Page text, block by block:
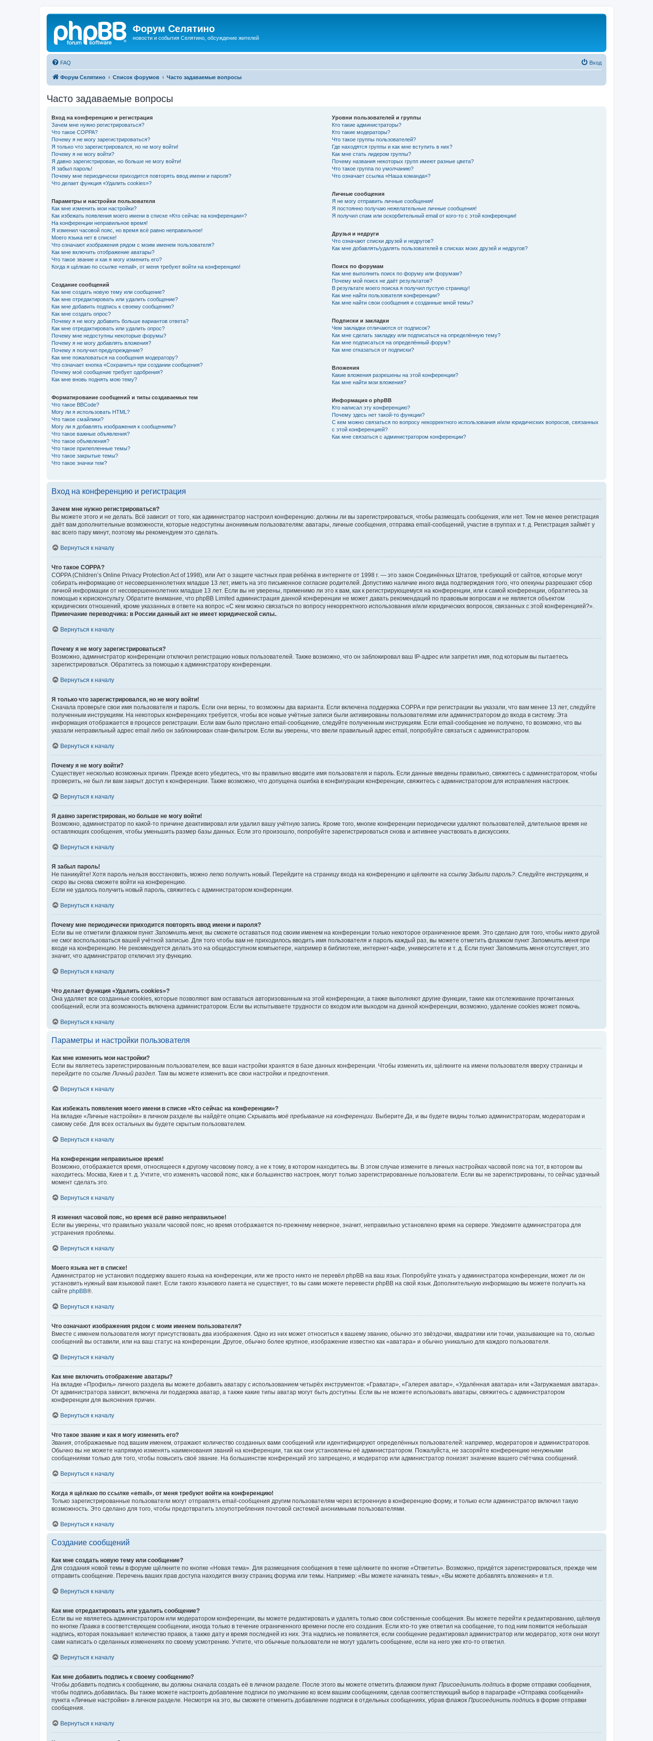
Форум Селятино
новости и события Селятино, обсуждение жителей
FAQ Вход
Форум Селятино Список форумов Часто задаваемые вопросы
Часто задаваемые вопросы
Вход на конференцию и регистрация
Зачем мне нужно регистрироваться?
Что такое COPPA?
Почему я не могу зарегистрироваться?
Я только что зарегистрировался, но не могу войти!
Почему я не могу войти?
Я давно зарегистрирован, но больше не могу войти!
Я забыл пароль!
Почему мне периодически приходится повторять ввод имени и пароля?
Что делает функция «Удалить cookies»?
Параметры и настройки пользователя
Как мне изменить мои настройки?
Как избежать появления моего имени в списке «Кто сейчас на конференции»?
На конференции неправильное время!
Я изменил часовой пояс, но время всё равно неправильное!
Моего языка нет в списке!
Что означают изображения рядом с моим именем пользователя?
Как мне включить отображение аватары?
Что такое звание и как я могу изменить его?
Когда я щёлкаю по ссылке «email», от меня требуют войти на конференцию!
Создание сообщений
Как мне создать новую тему или сообщение?
Как мне отредактировать или удалить сообщение?
Как мне добавить подпись к своему сообщению?
Как мне создать опрос?
Почему я не могу добавить больше вариантов ответа?
Как мне отредактировать или удалить опрос?
Почему мне недоступны некоторые форумы?
Почему я не могу добавлять вложения?
Почему я получил предупреждение?
Как мне пожаловаться на сообщения модератору?
Что означает кнопка «Сохранить» при создании сообщения?
Почему моё сообщение требует одобрения?
Как мне вновь поднять мою тему?
Форматирование сообщений и типы создаваемых тем
Что такое BBCode?
Могу ли я использовать HTML?
Что такое смайлики?
Могу ли я добавлять изображения к сообщениям?
Что такое важные объявления?
Что такое объявления?
Что такое прилепленные темы?
Что такое закрытые темы?
Что такое значки тем?
Уровни пользователей и группы
Кто такие администраторы?
Кто такие модераторы?
Что такое группы пользователей?
Где находятся группы и как мне вступить в них?
Как мне стать лидером группы?
Почему названия некоторых групп имеют разные цвета?
Что такое группа по умолчанию?
Что означает ссылка «Наша команда»?
Личные сообщения
Я не могу отправить личные сообщения!
Я постоянно получаю нежелательные личные сообщения!
Я получил спам или оскорбительный email от кого-то с этой конференции!
Друзья и недруги
Что означают списки друзей и недругов?
Как мне добавлять/удалять пользователей в списках моих друзей и недругов?
Поиск по форумам
Как мне выполнить поиск по форуму или форумам?
Почему мой поиск не даёт результатов?
В результате моего поиска я получил пустую страницу!
Как мне найти пользователя конференции?
Как мне найти свои сообщения и созданные мной темы?
Подписки и закладки
Чем закладки отличаются от подписок?
Как мне сделать закладку или подписаться на определённую тему?
Как мне подписаться на определённый форум?
Как мне отказаться от подписки?
Вложения
Какие вложения разрешены на этой конференции?
Как мне найти мои вложения?
Информация о phpBB
Кто написал эту конференцию?
Почему здесь нет такой-то функции?
С кем можно связаться по вопросу некорректного использования и/или юридических вопросов, связанных
с этой конференцией?
Как мне связаться с администратором конференции?
Вход на конференцию и регистрация
Зачем мне нужно регистрироваться?
Вы можете этого и не делать. Всё зависит от того, как администратор настроил конференцию: должны ли вы зарегистрироваться, чтобы размещать сообщения, или нет. Тем не менее регистрация
даёт вам дополнительные возможности, которые недоступны анонимным пользователям: аватары, личные сообщения, отправка email-сообщений, участие в группах и т. д. Регистрация займёт у
вас всего пару минут, поэтому мы рекомендуем это сделать.
Вернуться к началу
Что такое COPPA?
COPPA (Children’s Online Privacy Protection Act of 1998), или Акт о защите частных прав ребёнка в интернете от 1998 г. — это закон Соединённых Штатов, требующий от сайтов, которые могут
собирать информацию от несовершеннолетних младше 13 лет, иметь на это письменное согласие родителей. Допустимо наличие иного вида подтверждения того, что опекуны разрешают сбор
личной информации от несовершеннолетних младше 13 лет. Если вы не уверены, применимо ли это к вам, как к регистрирующемуся на конференции, или к самой конференции, обратитесь за
помощью к юрисконсульту. Обратите внимание, что phpBB Limited администрация данной конференции не может давать рекомендаций по правовым вопросам и не является объектом
юридических отношений, кроме указанных в ответе на вопрос «С кем можно связаться по вопросу некорректного использования и/или юридических вопросов, связанных с этой конференцией?».
Примечание переводчика: в России данный акт не имеет юридической силы.
Вернуться к началу
Почему я не могу зарегистрироваться?
Возможно, администратор конференции отключил регистрацию новых пользователей. Также возможно, что он заблокировал ваш IP-адрес или запретил имя, под которым вы пытаетесь
зарегистрироваться. Обратитесь за помощью к администратору конференции.
Вернуться к началу
Я только что зарегистрировался, но не могу войти!
Сначала проверьте свои имя пользователя и пароль. Если они верны, то возможны два варианта. Если включена поддержка COPPA и при регистрации вы указали, что вам менее 13 лет, следуйте
полученным инструкциям. На некоторых конференциях требуется, чтобы все новые учётные записи были активированы пользователями или администратором до входа в систему. Эта
информация отображается в процессе регистрации. Если вам было прислано email-сообщение, следуйте полученным инструкциям. Если email-сообщение не получено, то возможно, что вы
указали неправильный адрес email либо он заблокирован спам-фильтром. Если вы уверены, что ввели правильный адрес email, попробуйте связаться с администратором.
Вернуться к началу
Почему я не могу войти?
Существует несколько возможных причин. Прежде всего убедитесь, что вы правильно вводите имя пользователя и пароль. Если данные введены правильно, свяжитесь с администратором, чтобы
проверить, не был ли вам закрыт доступ к конференции. Также возможно, что допущена ошибка в конфигурации конференции, свяжитесь с администратором для исправления настроек.
Вернуться к началу
Я давно зарегистрирован, но больше не могу войти!
Возможно, администратор по какой-то причине деактивировал или удалил вашу учётную запись. Кроме того, многие конференции периодически удаляют пользователей, длительное время не
оставляющих сообщения, чтобы уменьшить размер базы данных. Если это произошло, попробуйте зарегистрироваться снова и активнее участвовать в дискуссиях.
Вернуться к началу
Я забыл пароль!
Не паникуйте! Хотя пароль нельзя восстановить, можно легко получить новый. Перейдите на страницу входа на конференцию и щёлкните на ссылку Забыли пароль? . Следуйте инструкциям, и
скоро вы снова сможете войти на конференцию.
Если не удалось получить новый пароль, свяжитесь с администратором конференции.
Вернуться к началу
Почему мне периодически приходится повторять ввод имени и пароля?
Если вы не отметили флажком пункт Запомнить меня , вы сможете оставаться под своим именем на конференции только некоторое ограниченное время. Это сделано для того, чтобы никто другой
не смог воспользоваться вашей учётной записью. Для того чтобы вам не приходилось вводить имя пользователя и пароль каждый раз, вы можете отметить флажком пункт Запомнить меня при
входе на конференцию. Не рекомендуется делать это на общедоступном компьютере, например в библиотеке, интернет-кафе, университете и т. д. Если пункт Запомнить меня отсутствует, это
значит, что администратор отключил эту функцию.
Вернуться к началу
Что делает функция «Удалить cookies»?
Она удаляет все созданные cookies, которые позволяют вам оставаться авторизованным на этой конференции, а также выполняют другие функции, такие как отслеживание прочитанных
сообщений, если эта возможность включена администратором. Если вы испытываете трудности со входом или выходом на данной конференции, возможно, удаление cookies может помочь.
Вернуться к началу
Параметры и настройки пользователя
Как мне изменить мои настройки?
Если вы являетесь зарегистрированным пользователем, все ваши настройки хранятся в базе данных конференции. Чтобы изменить их, щёлкните на имени пользователя вверху страницы и
перейдите по ссылке Личный раздел . Там вы можете изменить все свои настройки и предпочтения.
Вернуться к началу
Как избежать появления моего имени в списке «Кто сейчас на конференции»?
На вкладке «Личные настройки» в личном разделе вы найдёте опцию Скрывать моё пребывание на конференции . Выберите Да , и вы будете видны только администраторам, модераторам и
самому себе. Для всех остальных вы будете скрытым пользователем.
Вернуться к началу
На конференции неправильное время!
Возможно, отображается время, относящееся к другому часовому поясу, а не к тому, в котором находитесь вы. В этом случае измените в личных настройках часовой пояс на тот, в котором вы
находитесь: Москва, Киев и т. д. Учтите, что изменять часовой пояс, как и большинство настроек, могут только зарегистрированные пользователи. Если вы не зарегистрированы, то сейчас удачный
момент сделать это.
Вернуться к началу
Я изменил часовой пояс, но время всё равно неправильное!
Если вы уверены, что правильно указали часовой пояс, но время отображается по-прежнему неверное, значит, неправильно установлено время на сервере. Уведомите администратора для
устранения проблемы.
Вернуться к началу
Моего языка нет в списке!
Администратор не установил поддержку вашего языка на конференции, или же просто никто не перевёл phpBB на ваш язык. Попробуйте узнать у администратора конференции, может ли он
установить нужный вам языковой пакет. Если такого языкового пакета не существует, то вы сами можете перевести phpBB на свой язык. Дополнительную информацию вы можете получить на
сайте phpBB®.
Вернуться к началу
Что означают изображения рядом с моим именем пользователя?
Вместе с именем пользователя могут присутствовать два изображения. Одно из них может относиться к вашему званию, обычно это звёздочки, квадратики или точки, указывающие на то, сколько
сообщений вы оставили, или на ваш статус на конференции. Другое, обычно более крупное, изображение известно как «аватара» и обычно уникально для каждого пользователя.
Вернуться к началу
Как мне включить отображение аватары?
На вкладке «Профиль» личного раздела вы можете добавить аватару с использованием четырёх инструментов: «Граватар», «Галерея аватар», «Удалённая аватара» или «Загружаемая аватара».
От администратора зависит, включена ли поддержка аватар, а также какие типы аватар могут быть доступны. Если вы не можете использовать аватары, свяжитесь с администратором
конференции для выяснения причин.
Вернуться к началу
Что такое звание и как я могу изменить его?
Звания, отображаемые под вашим именем, отражают количество созданных вами сообщений или идентифицируют определённых пользователей: например, модераторов и администраторов.
Обычно вы не можете напрямую изменять наименования званий на конференции, так как они установлены её администратором. Пожалуйста, не засоряйте конференцию ненужными
сообщениями только для того, чтобы повысить своё звание. На большинстве конференций это запрещено, и модератор или администратор понизят значение вашего счётчика сообщений.
Вернуться к началу
Когда я щёлкаю по ссылке «email», от меня требуют войти на конференцию!
Только зарегистрированные пользователи могут отправлять email-сообщения другим пользователям через встроенную в конференцию форму, и только если администратор включил такую
возможность. Это сделано для того, чтобы предотвратить злоупотребления почтовой системой анонимными пользователями.
Вернуться к началу
Создание сообщений
Как мне создать новую тему или сообщение?
Для создания новой темы в форуме щёлкните по кнопке «Новая тема». Для размещения сообщения в теме щёлкните по кнопке «Ответить». Возможно, придётся зарегистрироваться, прежде чем
отправить сообщение. Перечень ваших прав доступа находится внизу страниц форума или темы. Например: «Вы можете начинать темы», «Вы можете добавлять вложения» и т.п.
Вернуться к началу
Как мне отредактировать или удалить сообщение?
Если вы не являетесь администратором или модератором конференции, вы можете редактировать и удалять только свои собственные сообщения. Вы можете перейти к редактированию, щёлкнув
по кнопке Правка в соответствующем сообщении, иногда только в течение ограниченного времени после его создания. Если кто-то уже ответил на сообщение, то под ним появится небольшая
надпись, которая показывает количество правок, а также дату и время последней из них. Эта надпись не появляется, если сообщение редактировал администратор или модератор, хотя они могут
сами написать о сделанных изменениях по своему усмотрению. Учтите, что обычные пользователи не могут удалить сообщение, если на него уже кто-то ответил.
Вернуться к началу
Как мне добавить подпись к своему сообщению?
Чтобы добавить подпись к сообщению, вы должны сначала создать её в личном разделе. После этого вы можете отметить флажком пункт Присоединить подпись в форме отправки сообщения,
чтобы подпись добавилась. Вы также можете настроить добавление подписи по умолчанию ко всем вашим сообщениям, сделав соответствующий выбор в параграфе «Отправка сообщений»
пункта «Личные настройки» в личном разделе. Несмотря на это, вы сможете отменить добавление подписи в отдельных сообщениях, убрав флажок Присоединить подпись в форме отправки
сообщения.
Вернуться к началу